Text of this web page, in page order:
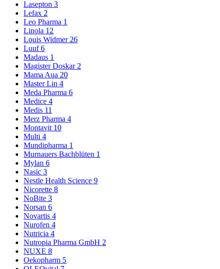
Lasepton 3
Lefax 2
Leo Pharma 1
Linola 12
Louis Widmer 26
Luuf6
Madaus 1
Magister Doskar 2
Mama Aua 20
Master Lin 4
Meda Pharma 6
Medice 4
Medis 11
Merz Pharma 4
Montavit 10
Multi 4
Mundipharma 1
Murnauers Bachblüten 1
Mylan 6
Nasic 3
Nestle Health Science 9
Nicorette 8
NoBite 3
Norsan 6
Novartis 4
Nurofen 4
Nutricia 4
Nutropia Pharma GmbH 2
NUXE 8
Oekopharm 5